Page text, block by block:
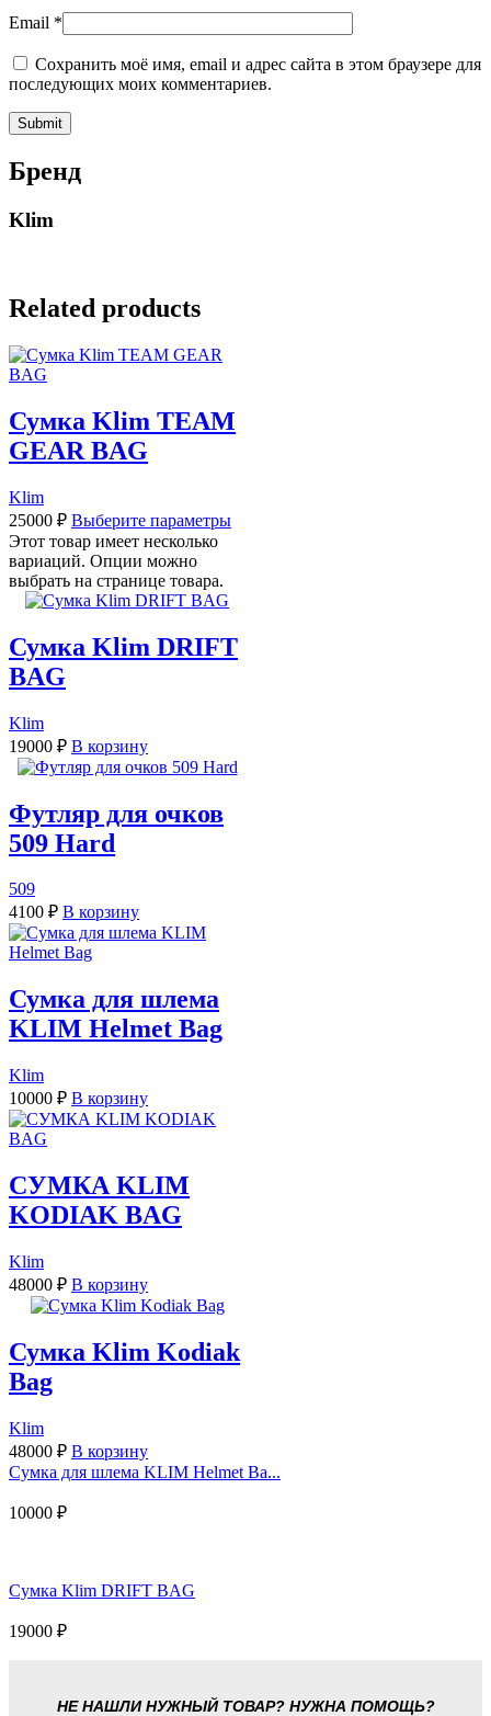
Email *
Сохранить моё имя, email и адрес сайта в этом браузере для
последующих моих комментариев.
Бренд
Klim
Related products
Сумка Klim TEAM
GEAR BAG
Klim
25000 ₽ Выберите параметры
Этот товар имеет несколько
вариаций. Опции можно
выбрать на странице товара.
Сумка Klim DRIFT
BAG
Klim
19000 ₽ В корзину
Футляр для очков
509 Hard
509
4100 ₽ В корзину
Сумка для шлема
KLIM Helmet Bag
Klim
10000 ₽ В корзину
СУМКА KLIM
KODIAK BAG
Klim
48000 ₽ В корзину
Сумка Klim Kodiak
Bag
Klim
48000 ₽ В корзину
Сумка для шлема KLIM Helmet Ba...
10000 ₽
Сумка Klim DRIFT BAG
19000 ₽
НЕ НАШЛИ НУЖНЫЙ ТОВАР? НУЖНА ПОМОЩЬ?